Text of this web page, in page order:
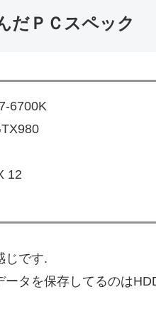
だＰＣスペック
6700K
12
じです.
タを保存してるのは